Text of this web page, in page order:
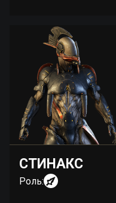
СТИНАКС
Роль: